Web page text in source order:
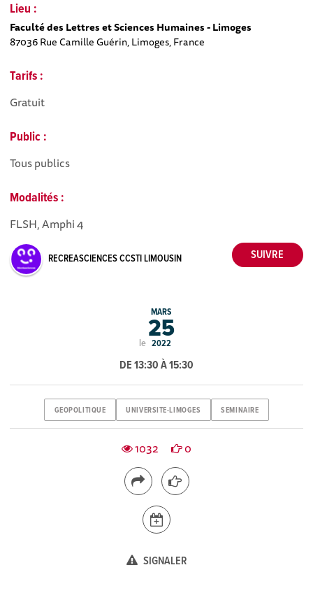
Lieu :
Faculté des Lettres et Sciences Humaines - Limoges
87036 Rue Camille Guérin, Limoges, France
Tarifs :
Gratuit
Public :
Tous publics
Modalités :
FLSH, Amphi 4
RECREASCIENCES CCSTI LIMOUSIN
le
MARS
25
2022
DE 13:30 À 15:30
GEOPOLITIQUE UNIVERSITE-LIMOGES SEMINAIRE
1032 0
SIGNALER